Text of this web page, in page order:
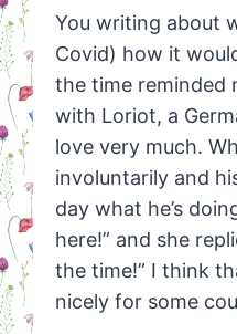
You writing about
Covid) how it
the time reminded
with Loriot, a
love very much.
involuntarily and
day what he’s
here!” and she
the time!” I think
nicely for some